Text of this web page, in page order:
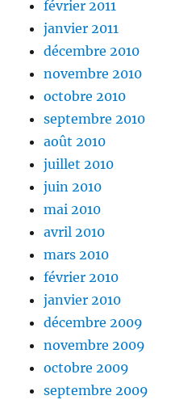
février 2011
janvier 2011
décembre 2010
novembre 2010
octobre 2010
septembre 2010
août 2010
juillet 2010
juin 2010
mai 2010
avril 2010
mars 2010
février 2010
janvier 2010
décembre 2009
novembre 2009
octobre 2009
septembre 2009